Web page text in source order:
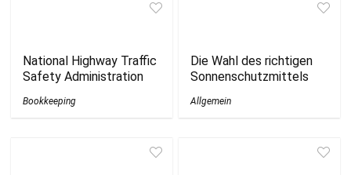
National Highway Traffic
Safety Administration
Bookkeeping
Die Wahl des richtigen
Sonnenschutzmittels
Allgemein